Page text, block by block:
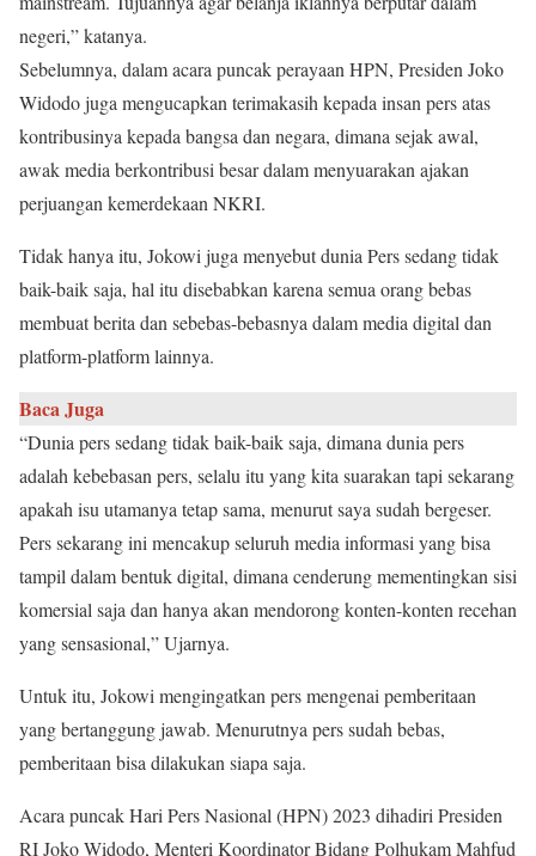
negeri,” katanya.
Sebelumnya, dalam acara puncak perayaan HPN, Presiden Joko
Widodo juga mengucapkan terimakasih kepada insan pers atas
kontribusinya kepada bangsa dan negara, dimana sejak awal,
awak media berkontribusi besar dalam menyuarakan ajakan
perjuangan kemerdekaan NKRI.
Tidak hanya itu, Jokowi juga menyebut dunia Pers sedang tidak
baik-baik saja, hal itu disebabkan karena semua orang bebas
membuat berita dan sebebas-bebasnya dalam media digital dan
platform-platform lainnya.
Baca Juga
“Dunia pers sedang tidak baik-baik saja, dimana dunia pers
adalah kebebasan pers, selalu itu yang kita suarakan tapi sekarang
apakah isu utamanya tetap sama, menurut saya sudah bergeser.
Pers sekarang ini mencakup seluruh media informasi yang bisa
tampil dalam bentuk digital, dimana cenderung mementingkan sisi
komersial saja dan hanya akan mendorong konten-konten recehan
yang sensasional,” Ujarnya.
Untuk itu, Jokowi mengingatkan pers mengenai pemberitaan
yang bertanggung jawab. Menurutnya pers sudah bebas,
pemberitaan bisa dilakukan siapa saja.
Acara puncak Hari Pers Nasional (HPN) 2023 dihadiri Presiden
RI Joko Widodo, Menteri Koordinator Bidang Polhukam Mahfud